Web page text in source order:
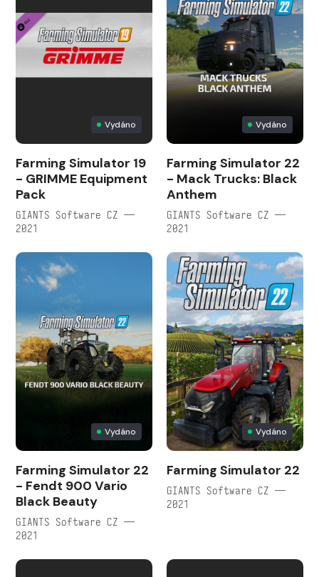
Vydáno
Farming Simulator 19
- GRIMME Equipment
Pack
GIANTS Software CZ —
2021
Vydáno
Farming Simulator 22
- Mack Trucks: Black
Anthem
GIANTS Software CZ —
2021
Vydáno
Farming Simulator 22
- Fendt 900 Vario
Black Beauty
GIANTS Software CZ —
2021
Vydáno
Farming Simulator 22
GIANTS Software CZ —
2021